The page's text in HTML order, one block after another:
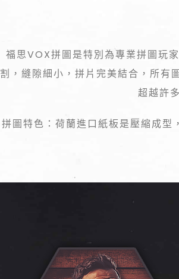
福思VOX拼圖是特別為專業拼圖玩
割，縫隙細小，拼片完美結合，所有
超越許
拼圖特色：荷蘭進口紙板是壓縮成